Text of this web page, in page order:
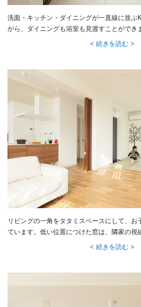
洗面・キッチン・ダイニングが一直線に並ぶ
がら、ダイニングも浴室も見渡すことができ
呂にいれている間も、キッチンから様子がわ
続きを読む
リビングの一角をタタミスペースにして、お
ています。低い位置につけた窓は、隣家の視
の一部を床の間のように凹ませ、天井近くに
続きを読む